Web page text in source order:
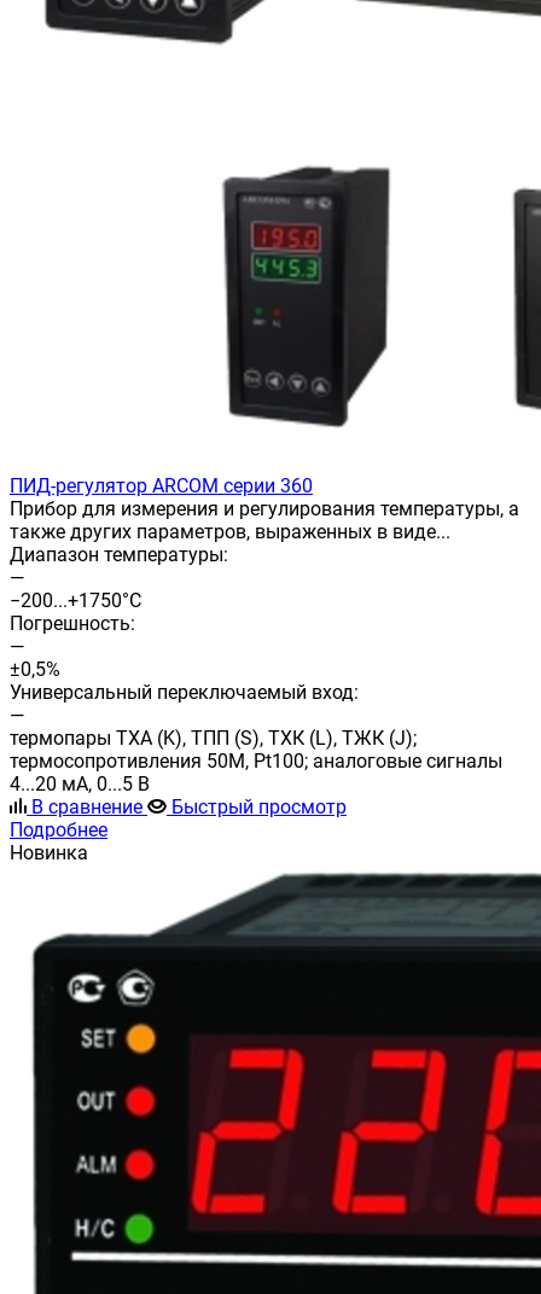
ПИД-регулятор ARCOM серии 360
Прибор для измерения и регулирования температуры, а
также других параметров, выраженных в виде...
Диапазон температуры:
—
−200...+1750°C
Погрешность:
—
±0,5%
Универсальный переключаемый вход:
—
термопары ТХА (K), ТПП (S), ТХК (L), ТЖК (J);
термосопротивления 50M, Pt100; аналоговые сигналы
4...20 мА, 0...5 В
В сравнение
Быстрый просмотр
Подробнее
Новинка